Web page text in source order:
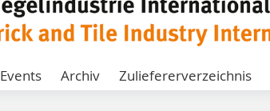
Events Archiv Zuliefererverzeichnis